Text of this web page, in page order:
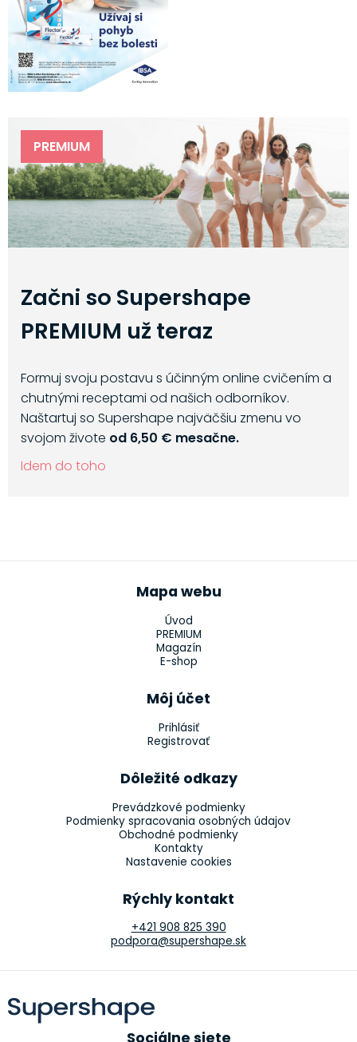
PREMIUM
Začni so Supershape
PREMIUM už teraz
Formuj svoju postavu s účinným online cvičením a
chutnými receptami od našich odborníkov.
Naštartuj so Supershape najväčšiu zmenu vo
svojom živote od 6,50 € mesačne.
Idem do toho
Mapa webu
Úvod
PREMIUM
Magazín
E-shop
Môj účet
Prihlásiť
Registrovať
Dôležité odkazy
Prevádzkové podmienky
Podmienky spracovania osobných údajov
Obchodné podmienky
Kontakty
Nastavenie cookies
Rýchly kontakt
+421 908 825 390
podpora@supershape.sk
Sociálne siete